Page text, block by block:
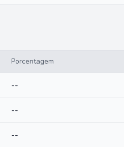
Porcentagem
--
--
--